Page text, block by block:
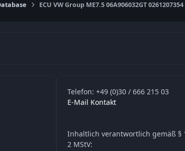
ECU VW Group ME7.5 06A906032GT
Telefon: +49 (0)30 / 666 215 03
E-Mail Kontakt
Inhaltlich verantwortlich gemäß §
2 MStV: